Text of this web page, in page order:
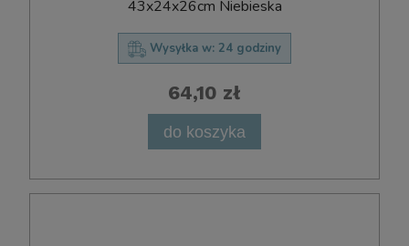
43x24x26cm Niebieska
Wysyłka w: 24 godziny
64,10 zł
do koszyka